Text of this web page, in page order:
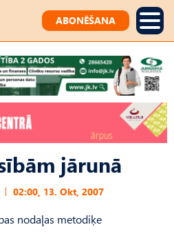
ABONĒŠANA
jārunā
02:00, 13. Okt, 2007
nodaļas metodiķe